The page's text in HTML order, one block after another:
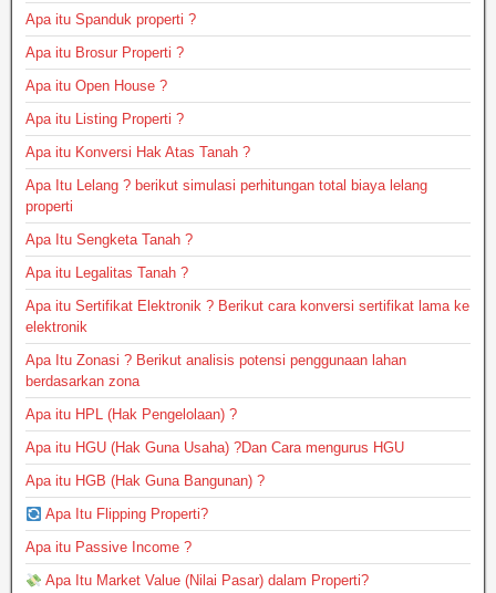
Apa itu Spanduk properti ?
Apa itu Brosur Properti ?
Apa itu Open House ?
Apa itu Listing Properti ?
Apa itu Konversi Hak Atas Tanah ?
Apa Itu Lelang ? berikut simulasi perhitungan total biaya lelang
properti
Apa Itu Sengketa Tanah ?
Apa itu Legalitas Tanah ?
Apa itu Sertifikat Elektronik ? Berikut cara konversi sertifikat lama ke
elektronik
Apa Itu Zonasi ? Berikut analisis potensi penggunaan lahan
berdasarkan zona
Apa itu HPL (Hak Pengelolaan) ?
Apa itu HGU (Hak Guna Usaha) ?Dan Cara mengurus HGU
Apa itu HGB (Hak Guna Bangunan) ?
Apa Itu Flipping Properti?
Apa itu Passive Income ?
Apa Itu Market Value (Nilai Pasar) dalam Properti?